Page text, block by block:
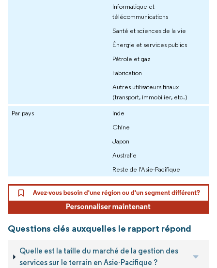
Informatique et
télécommunications
Santé et sciences de la vie
Énergie et services publics
Pétrole et gaz
Fabrication
Autres utilisateurs finaux
(transport, immobilier, etc.)
Par pays
Inde
Chine
Japon
Australie
Reste de l'Asie-Pacifique
Questions clés auxquelles le rapport répond
Quelle est la taille du marché de la gestion des
services sur le terrain en Asie-Pacifique ?